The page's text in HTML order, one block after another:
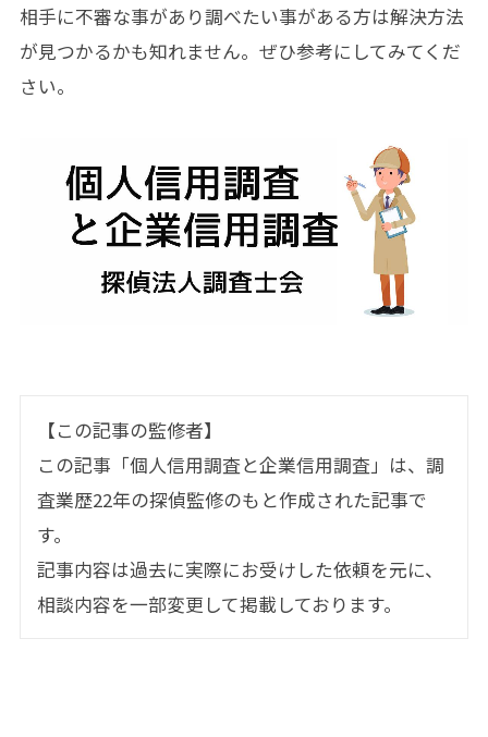
相手に不審な事があり調べたい事がある方は解決方法
が見つかるかも知れません。ぜひ参考にしてみてくだ
さい。
【この記事の監修者】
この記事「個人信用調査と企業信用調査」は、調
査業歴22年の探偵監修のもと作成された記事で
す。
記事内容は過去に実際にお受けした依頼を元に、
相談内容を一部変更して掲載しております。